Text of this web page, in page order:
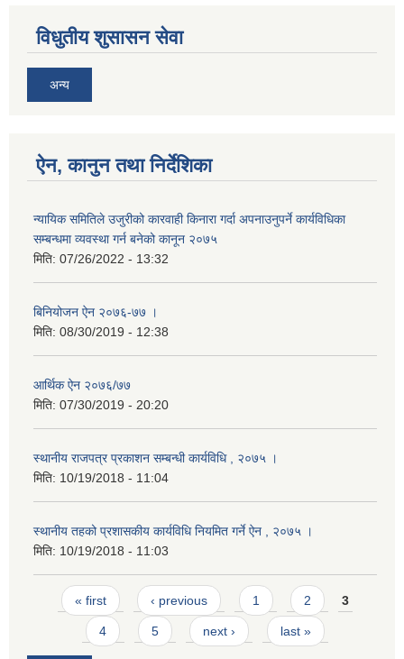
विधुतीय शुसासन सेवा
अन्य
ऐन, कानुन तथा निर्देशिका
न्यायिक समितिले उजुरीको कारवाही किनारा गर्दा अपनाउनुपर्ने कार्यविधिका
सम्बन्धमा व्यवस्था गर्न बनेको कानून २०७५
मिति: 07/26/2022 - 13:32
बिनियोजन ऐन २०७६-७७ ।
मिति: 08/30/2019 - 12:38
आर्थिक ऐन २०७६/७७
मिति: 07/30/2019 - 20:20
स्थानीय राजपत्र प्रकाशन सम्बन्धी कार्यविधि , २०७५ ।
मिति: 10/19/2018 - 11:04
स्थानीय तहको प्रशासकीय कार्यविधि नियमित गर्ने ऐन , २०७५ ।
मिति: 10/19/2018 - 11:03
Pages
« first ‹ previous 1 2 3
4 5 next › last »